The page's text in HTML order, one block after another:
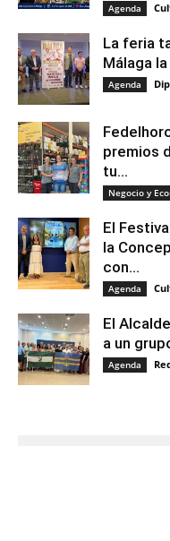
Agenda
La feria
Málaga
Agenda
premios
tu...
Negocio y
El
la
con...
Agenda
El
a un
Agenda